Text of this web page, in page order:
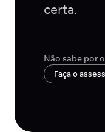
certa.
Não sabe por
Faça o